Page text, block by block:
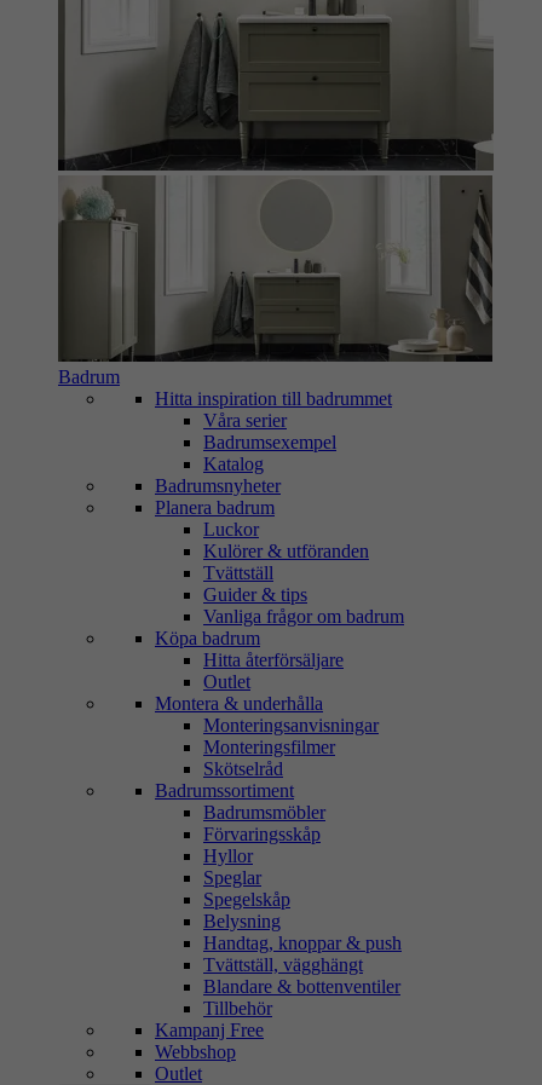
Badrum
Hitta inspiration till badrummet
Våra serier
Badrumsexempel
Katalog
Badrumsnyheter
Planera badrum
Luckor
Kulörer & utföranden
Tvättställ
Guider & tips
Vanliga frågor om badrum
Köpa badrum
Hitta återförsäljare
Outlet
Montera & underhålla
Monteringsanvisningar
Monteringsfilmer
Skötselråd
Badrumssortiment
Badrumsmöbler
Förvaringsskåp
Hyllor
Speglar
Spegelskåp
Belysning
Handtag, knoppar & push
Tvättställ, vägghängt
Blandare & bottenventiler
Tillbehör
Kampanj Free
Webbshop
Outlet